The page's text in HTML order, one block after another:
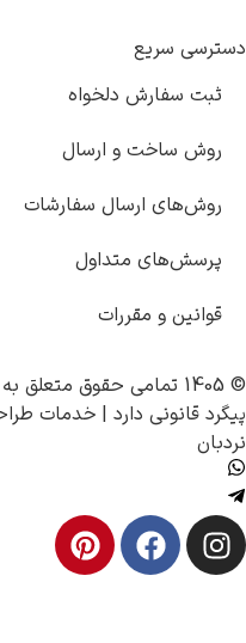
دلخواه
و ارسال
ارسال سفارشات
متداول
مقررات
چاپبو
دارد |خدمات طراحی سایت